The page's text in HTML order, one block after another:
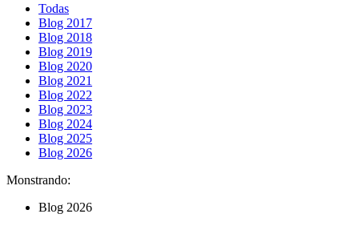
Todas
Blog 2017
Blog 2018
Blog 2019
Blog 2020
Blog 2021
Blog 2022
Blog 2023
Blog 2024
Blog 2025
Blog 2026
Monstrando:
Blog 2026